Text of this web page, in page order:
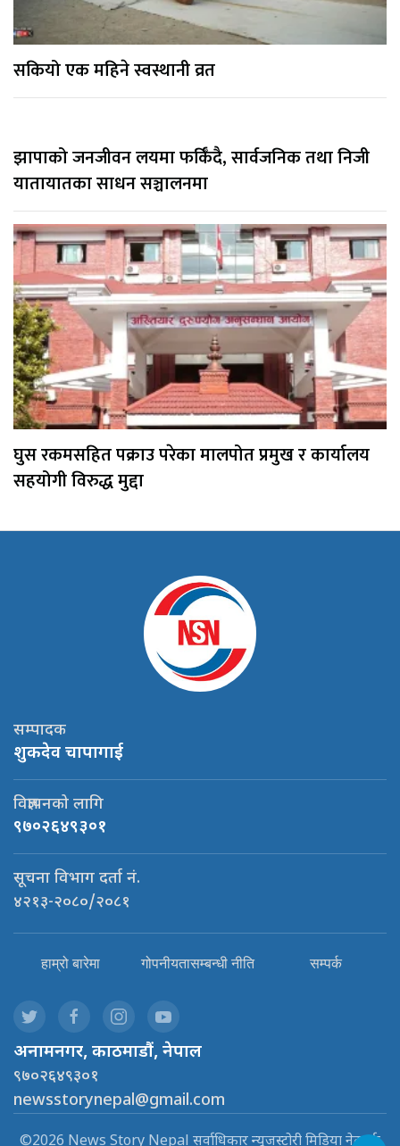
सकियो एक महिने स्वस्थानी व्रत
झापाको जनजीवन लयमा फर्किँदै, सार्वजनिक तथा निजी
यातायातका साधन सञ्चालनमा
घुस रकमसहित पक्राउ परेका मालपोत प्रमुख र कार्यालय
सहयोगी विरुद्ध मुद्दा
सम्पादक
शुकदेव चापागाई
विज्ञापनको लागि
९७०२६४९३०१
सूचना विभाग दर्ता नं.
४२१३-२०८०/२०८१
हाम्रो बारेमा गोपनीयतासम्बन्धी नीति सम्पर्क
अनामनगर, काठमाडौं, नेपाल
९७०२६४९३०१
newsstorynepal@gmail.com